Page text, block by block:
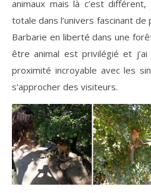
animaux mais là c’est différent,
totale dans l’univers fascinant
Barbarie en liberté dans une
être animal est privilégié et
proximité incroyable avec les
s’approcher des visiteurs.